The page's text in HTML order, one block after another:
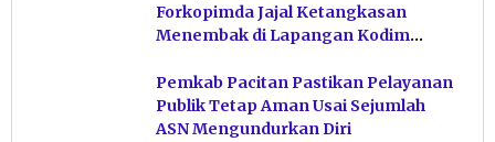
Forkopimda Jajal Ketangkasan
Menembak di Lapangan Kodim
Pemkab Pacitan Pastikan Pelayanan
Publik Tetap Aman Usai Sejumlah
ASN Mengundurkan Diri